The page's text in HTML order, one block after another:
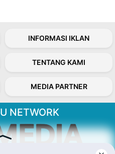
INFORMASI IKLAN
TENTANG KAMI
MEDIA PARTNER
NETWORK